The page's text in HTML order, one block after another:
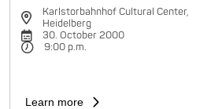
Karlstorbahnhof Cultural Center,
Heidelberg
30. October 2000
9:00 p.m.
Learn more